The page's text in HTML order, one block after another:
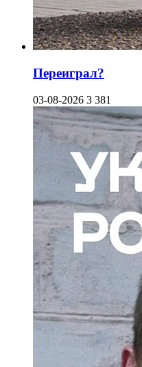
Переиграл?
03-08-2026 3 381